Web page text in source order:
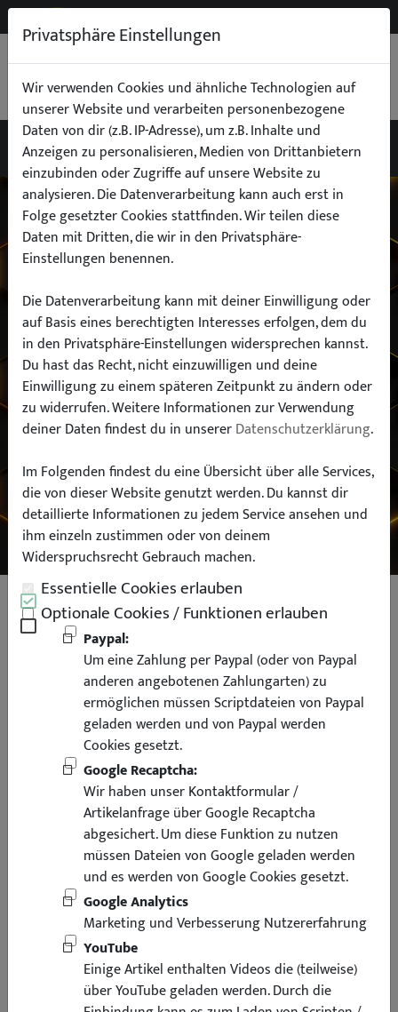
0,00 €
Wähle dein Auto
finde alle passenden Teile schnell und
einfach
Hersteller:
Modell:
SUCHEN
PROXXON Knüppelratsche
Umschaltknarre Ratschenschlüssel
Steckschlüssel
Privatsphäre Einstellungen
Wir verwenden Cookies und ähnliche Technologien auf
unserer Website und verarbeiten personenbezogene
Daten von dir (z.B. IP-Adresse), um z.B. Inhalte und
Anzeigen zu personalisieren, Medien von Drittanbietern
einzubinden oder Zugriffe auf unsere Website zu
analysieren. Die Datenverarbeitung kann auch erst in
Folge gesetzter Cookies stattfinden. Wir teilen diese
Daten mit Dritten, die wir in den Privatsphäre-
Einstellungen benennen.
Die Datenverarbeitung kann mit deiner Einwilligung oder
auf Basis eines berechtigten Interesses erfolgen, dem du
in den Privatsphäre-Einstellungen widersprechen kannst.
Du hast das Recht, nicht einzuwilligen und deine
Einwilligung zu einem späteren Zeitpunkt zu ändern oder
zu widerrufen. Weitere Informationen zur Verwendung
deiner Daten findest du in unsererDatenschutzerklärung.
Im Folgenden findest du eine Übersicht über alle Services,
die von dieser Website genutzt werden. Du kannst dir
detaillierte Informationen zu jedem Service ansehen und
ihm einzeln zustimmen oder von deinem
Widerspruchsrecht Gebrauch machen.
Essentielle Cookies erlauben
Optionale Cookies / Funktionen erlauben
Paypal:
Um eine Zahlung per Paypal (oder von Paypal
anderen angebotenen Zahlungarten) zu
ermöglichen müssen Scriptdateien von Paypal
geladen werden und von Paypal werden
Cookies gesetzt.
Google Recaptcha:
Wir haben unser Kontaktformular /
Artikelanfrage über Google Recaptcha
abgesichert. Um diese Funktion zu nutzen
müssen Dateien von Google geladen werden
und es werden von Google Cookies gesetzt.
Google Analytics
Marketing und Verbesserung Nutzererfahrung
YouTube
Einige Artikel enthalten Videos die (teilweise)
über YouTube geladen werden. Durch die